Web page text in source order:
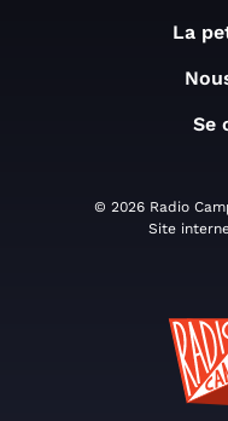
La
Se
© 2026 Radio
Site